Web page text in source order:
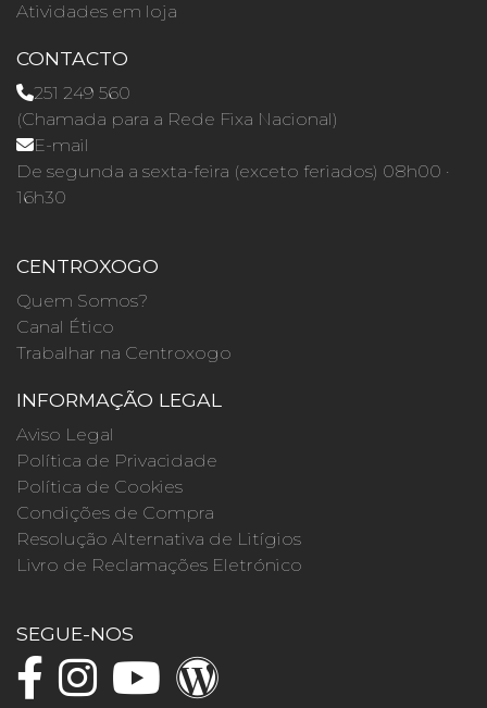
Atividades em loja
CONTACTO
251 249 560
(Chamada para a Rede Fixa Nacional)
E-mail
De segunda a sexta-feira (exceto feriados) 08h00 ·
16h30
CENTROXOGO
Quem Somos?
Canal Ético
Trabalhar na Centroxogo
INFORMAÇÃO LEGAL
Aviso Legal
Política de Privacidade
Política de Cookies
Condições de Compra
Resolução Alternativa de Litígios
Livro de Reclamações Eletrónico
SEGUE-NOS